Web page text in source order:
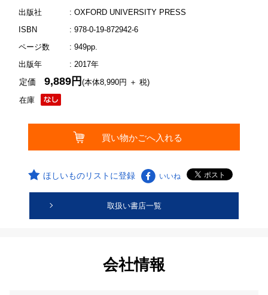
出版社
: OXFORD UNIVERSITY PRESS
ISBN
: 978-0-19-872942-6
ページ数
: 949pp.
出版年
: 2017年
在庫
定価9,889円(本体8,990円 ＋ 税)
ほしいものリストに登録 いいね
取扱い書店一覧
会社情報